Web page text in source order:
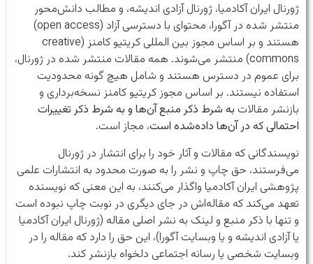
ژورنال ایران آکادمیا، ژورنال آزادی اندیشه، و مطالب دانش‌محور
منتشر شده در آگورا، محتوای با دسترسی آزاد (open access)
هستند و بر اساس مجوز بین المللی کریتیو کامنز (creative
commons) منتشر می‌شوند. همه مقالات منتشر شده در ژورنال،
برای عموم در دسترس هستند و شامل هیچ گونه محدودیت
استفاده نیستند. بر اساس مجوز کریتیو کامنز نسخه‌برداری و
بازنشر مقالات به شرط ذکر منبع آن‌ها و به شرط ذکر تغییرات
احتمالی که در آن‌ها داده‌شده است، مجاز است.
نویسندگانی که مقالات و آثار خود را برای انتشار در ژورنال
می‌فرستند، حق چاپ و نشر را به صورت محدود به انتشارات علمی
پژوهشی ایران آکادمیا واگذار می‌کنند، به این معنی که نویسنده
تعهد می‌کند که مقاله‌اش در جای دیگری در نوبت چاپ نبوده است
و تنها با ذکر منبع و لینک به نشر اصلی مقاله‌ (ژورنال ایران آکادمیا
یا آزادی اندیشه و یا وبسایت آگورا)، این حق را دارد که مقاله را در
وبسایت شخصی یا رسانه اجتماعی دلخواه بازنشر کند.